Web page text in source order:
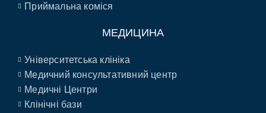
Приймальна коміся
МЕДИЦИНА
Університетська клініка
Медичний консультативний центр
Медичні Центри
Клінічні бази